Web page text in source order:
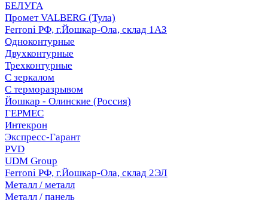
БЕЛУГА
Промет VALBERG (Тула)
Ferroni РФ, г.Йошкар-Ола, склад 1АЗ
Одноконтурные
Двухконтурные
Трехконтурные
С зеркалом
С терморазрывом
Йошкар - Олинские (Россия)
ГЕРМЕС
Интекрон
Экспресс-Гарант
PVD
UDM Group
Ferroni РФ, г.Йошкар-Ола, склад 2ЭЛ
Металл / металл
Металл / панель